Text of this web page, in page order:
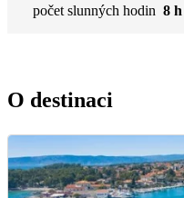
počet slunných hodin 8 h
O destinaci